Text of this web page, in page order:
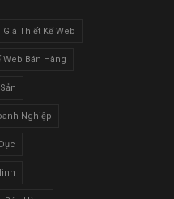
Giá Thiết Kế Web
Web Bán Hàng
Nghiệp